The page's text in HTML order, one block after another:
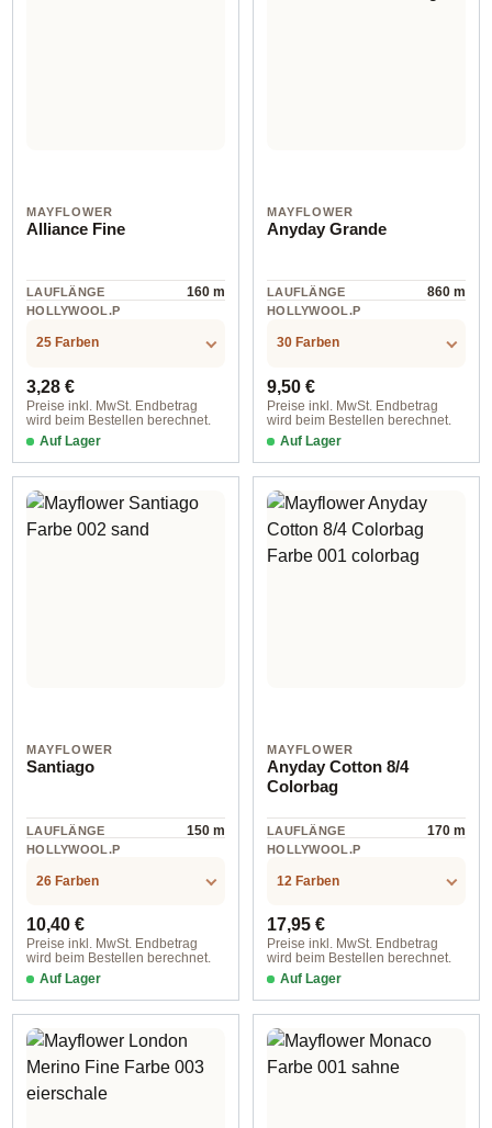
MAYFLOWER
Alliance Fine
LAUFLÄNGE 160 m
HOLLYWOOL.P
.LABEL.MATERI
25 Farben
Regulärer Preis:
3,28 €
Preise inkl. MwSt. Endbetrag
wird beim Bestellen berechnet.
Auf Lager
Farbe 001 weiß
MAYFLOWER
Anyday Grande
LAUFLÄNGE 860 m
HOLLYWOOL.P
.LABEL.MATERI
30 Farben
Regulärer Preis:
9,50 €
Preise inkl. MwSt. Endbetrag
wird beim Bestellen berechnet.
Auf Lager
Farbe 02 naturweiß
MAYFLOWER
Santiago
LAUFLÄNGE 150 m
HOLLYWOOL.P
.LABEL.MATERI
26 Farben
Regulärer Preis:
10,40 €
Preise inkl. MwSt. Endbetrag
wird beim Bestellen berechnet.
Auf Lager
Farbe 003 mokka
MAYFLOWER
Anyday Cotton 8/4
Colorbag
LAUFLÄNGE 170 m
HOLLYWOOL.P
.LABEL.MATERI
12 Farben
Regulärer Preis:
17,95 €
Preise inkl. MwSt. Endbetrag
wird beim Bestellen berechnet.
Auf Lager
Farbe 003 colorbag